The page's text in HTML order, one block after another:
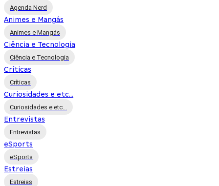
Agenda Nerd
Animes e Mangás
Animes e Mangás
Ciência e Tecnologia
Ciência e Tecnologia
Críticas
Críticas
Curiosidades e etc...
Curiosidades e etc...
Entrevistas
Entrevistas
eSports
eSports
Estreias
Estreias